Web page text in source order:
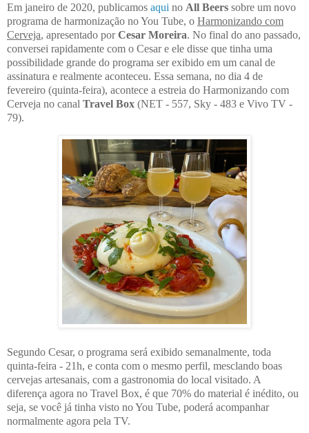
Em janeiro de 2020, publicamos aqui no All Beers sobre um novo
programa de harmonização no You Tube, o Harmonizando com
Cerveja, apresentado porCesar Moreira. No final do ano passado,
conversei rapidamente com o Cesar e ele disse que tinha uma
possibilidade grande do programa ser exibido em um canal de
assinatura e realmente aconteceu. Essa semana, no dia 4 de
fevereiro (quinta-feira), acontece a estreia do Harmonizando com
Cerveja no canal Travel Box (NET - 557, Sky - 483 e Vivo TV -
79).
Segundo Cesar, o programa será exibido semanalmente, toda
quinta-feira - 21h, e conta com o mesmo perfil, mesclando boas
cervejas artesanais, com a gastronomia do local visitado. A
diferença agora no Travel Box, é que 70% do material é inédito, ou
seja, se você já tinha visto no You Tube, poderá acompanhar
normalmente agora pela TV.